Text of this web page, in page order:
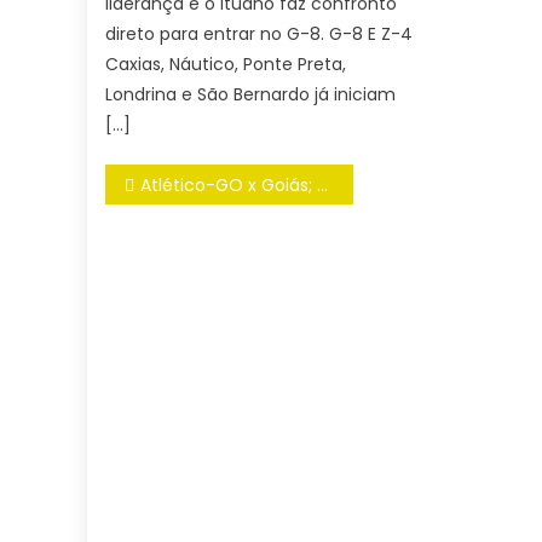
direto para entrar no G-8. G-8 E Z-4
Caxias, Náutico, Ponte Preta,
Londrina e São Bernardo já iniciam
[…]
Navegação
de
Atlético-GO x Goiás; onde assistir ao vivo Hoje, horário e escalações, Palpites; Brasileirão Série B 2025